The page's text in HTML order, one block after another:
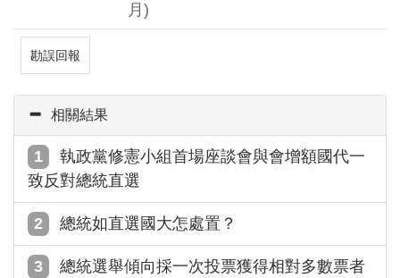
月)
勘誤回報
相關結果
執政黨修憲小組首場座談會與會增額國代一
致反對總統直選
總統如直選國大怎處置？
總統選舉傾向採一次投票獲得相對多數票者